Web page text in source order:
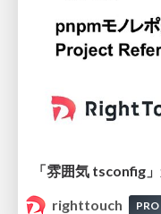
righttouch
PRO